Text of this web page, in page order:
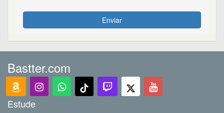
Enviar
Bastter.com
Estude